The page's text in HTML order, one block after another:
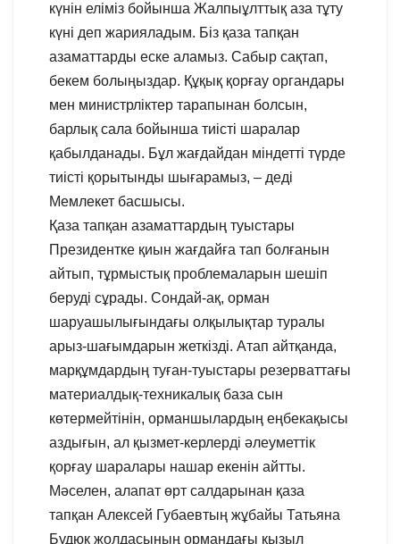
күнін еліміз бойынша Жалпыұлттық аза тұту
күні деп жарияладым. Біз қаза тапқан
азаматтарды еске аламыз. Сабыр сақтап,
бекем болыңыздар. Құқық қорғау органдары
мен министрліктер тарапынан болсын,
барлық сала бойынша тиісті шаралар
қабылданады. Бұл жағдайдан міндетті түрде
тиісті қорытынды шығарамыз, – деді
Мемлекет басшысы.
Қаза тапқан азаматтардың туыстары
Президентке қиын жағдайға тап болғанын
айтып, тұрмыстық проблемаларын шешіп
беруді сұрады. Сондай-ақ, орман
шаруашылығындағы олқылықтар туралы
арыз-шағымдарын жеткізді. Атап айтқанда,
марқұмдардың туған-туыстары резерваттағы
материалдық-техникалық база сын
көтермейтінін, орманшылардың еңбекақысы
аздығын, ал қызмет-керлерді әлеуметтік
қорғау шаралары нашар екенін айтты.
Мәселен, алапат өрт салдарынан қаза
тапқан Алексей Губаевтың жұбайы Татьяна
Будюк жолдасының ормандағы қызыл